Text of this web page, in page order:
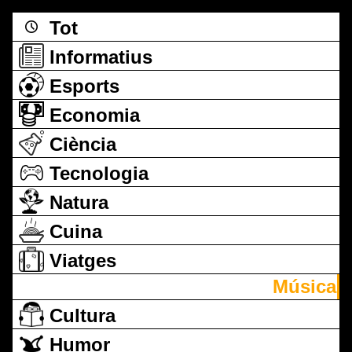
Tot
Informatius
Esports
Economia
Ciència
Tecnologia
Natura
Cuina
Viatges
Música
Cultura
Humor